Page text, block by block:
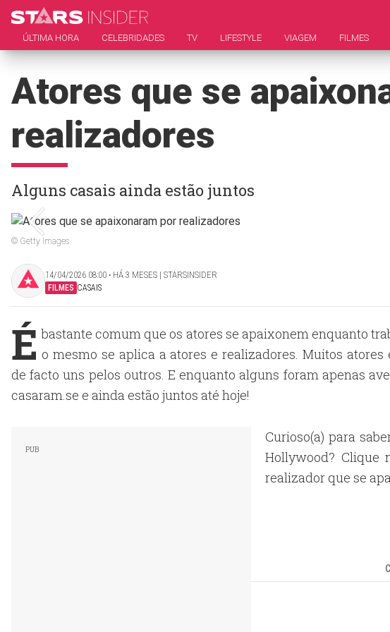
ÚLTIMA HORA CELEBRIDADES TV LIFESTYLE VIAGEM FILMES
Atores que se
realizadores
Alguns casais ainda estão juntos
© Getty Images
14/04/2026 08:00 ‧ HÁ 3 MESES | STARSINSIDER
FILMES CASAIS
É bastante comum que os atores se apaixonem enquanto
o mesmo se aplica a atores e realizadores. Muitos
de facto uns pelos outros. E enquanto alguns foram apenas
casaram.se e ainda estão juntos até hoje!
Curioso(a) para
Hollywood? Clique
realizador que se